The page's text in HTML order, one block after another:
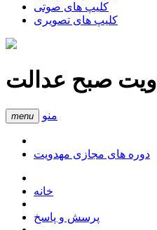
کلیپ های صوتی
کلیپ های تصویری
صبح عدالت
menu منو
دوره های مجازی مهدویت
خانه
پرسش و پاسخ